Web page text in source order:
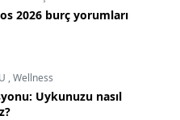
2026 burç yorumları
,Wellness
Uykunuzu nasıl